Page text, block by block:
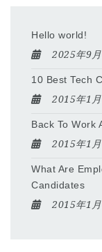
Hello world!
2025年9
10 Best Tech
2015年1
Back To Work
2015年1
What Are
Candidates
2015年1